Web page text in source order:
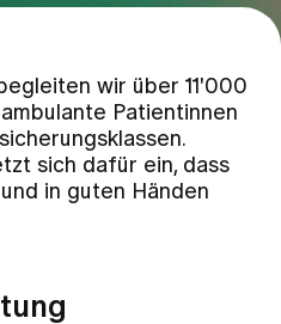
wir über 11'000
Patientinnen
sich dafür ein, dass
in guten Händen